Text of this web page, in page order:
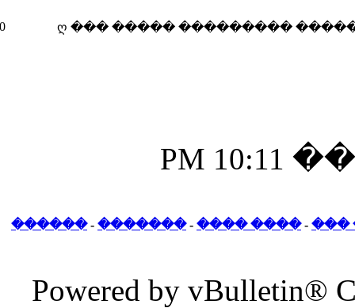
ღ ��� �����
0
01-07-2010
12:39 AM
-
�������
-
������
Powered by